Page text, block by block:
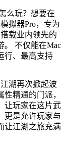
么玩？想要在
拟器Pro，专为
载业内领先的
。 不仅能在Mac
行、最高支持
湖再次掀起波
精通的门派，
让玩家在这片武
更是允许玩家与
让江湖之旅充满